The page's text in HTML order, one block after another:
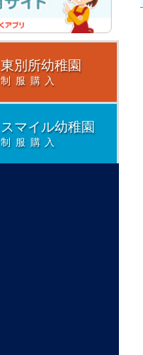
東別所幼稚園
制服購入
スマイル幼稚園
制服購入